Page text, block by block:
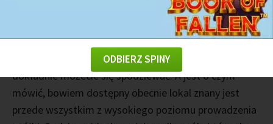
szczęście jednak mieszkańcy tego miasta mogą liczyć
na rozrywkę tego rodzaju i będzie ona możliwa już
teraz. W naszym materiale sprawdzamy dokładnie jak
wygląda sytuacja na północnym wschodzie i czego
dokładnie możecie się spodziewać. A jest o czym
mówić, bowiem dostępny obecnie lokal znany jest
przede wszystkim z wysokiego poziomu prowadzenia
ODBIERZ SPINY